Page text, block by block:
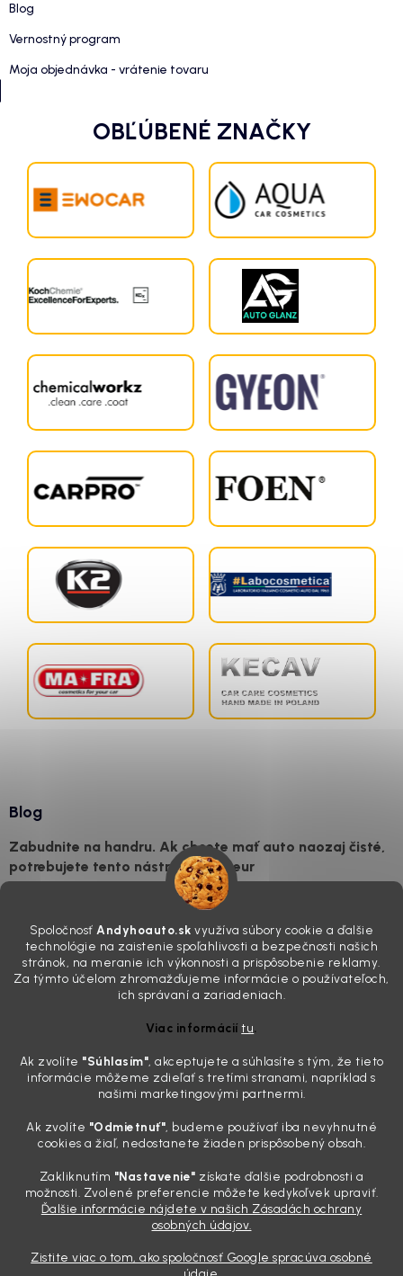
Spoločnosť Andyhoauto.sk využíva súbory cookie a ďalšie
technológie na zaistenie spoľahlivosti a bezpečnosti našich
stránok, na meranie ich výkonnosti a prispôsobenie reklamy.
Za týmto účelom zhromažďujeme informácie o používateľoch,
ich správaní a zariadeniach.
Viac informáciítu.
Ak zvolíte "Súhlasím", akceptujete a súhlasíte s tým, že tieto
informácie môžeme zdieľať s tretími stranami, napríklad s
našimi marketingovými partnermi.
Ak zvolíte "Odmietnuť", budeme používať iba nevyhnutné
cookies a žiaľ, nedostanete žiaden prispôsobený obsah.
Zakliknutím "Nastavenie" získate ďalšie podrobnosti a
možnosti. Zvolené preferencie môžete kedykoľvek upraviť.
Ďalšie informácie nájdete v našich Zásadách ochrany
osobných údajov.
Zistite viac o tom, ako spoločnosť Google spracúva osobné
Blog
Vernostný program
Moja objednávka - vrátenie tovaru
OBĽÚBENÉ ZNAČKY
Blog
Zabudnite na handru. Ak chcete mať auto naozaj čisté,
potrebujete tento nástroj za pár eur
„upratanom“ aute, no pri pohľade na palubnú dosku vás ide poraziť. V
mriežkach ventilácie, okolo tlačidiel a v švíkoch sedačiek na vás stále
drzo pozerá prach. Handra ani vysávač tam jednodu...
Detailing nemusí stáť výplatu: 5 kúskov autokozmetiky,
Sobotné ráno, káva v ruke a pred vami zaprášená kapota. Pre
niekoho nuda, pre nás najlepší relax. Lenže keď si v košíku spočítate
všetky tie fľaštičky, šampóny a utierky, výsledná suma vie poriadne
pokaziť náladu. Dobrá správa je, že aj profi výbava ...
Zabudnite na šmuhy: 7 overených vychytávok, ktoré z
28.7.2026
Poznáte ten pocit. Sobota ráno, slnko sa oprie do laku a vy namiesto
radosti vidíte len šedý povlak, zaschnuté kvapky a kolesá čierne od
bodu B, ale pre nás je to vizitka. Nič nepoka...